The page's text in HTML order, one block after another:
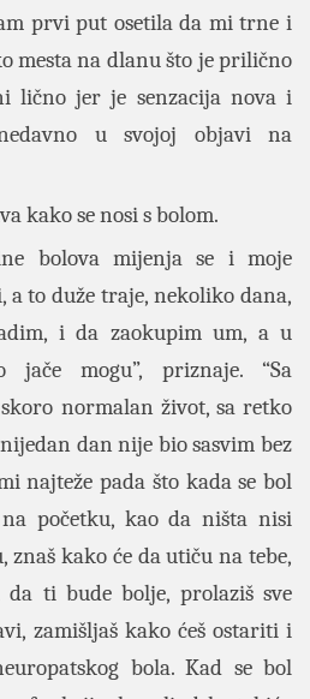
prvi put osetila da mi trne i
mesta na dlanu što je prilično
lično jer je senzacija nova i
u svojoj objavi na
kako se nosi s bolom.
bolova mijenja se i moje
a to duže traje, nekoliko dana,
i da zaokupim um, a u
jače mogu”, priznaje. “Sa
normalan život, sa retko
dan nije bio sasvim bez
najteže pada što kada se bol
početku, kao da ništa nisi
znaš kako će da utiču na tebe,
ti bude bolje, prolaziš sve
zamišljaš kako ćeš ostariti i
bola. Kad se bol